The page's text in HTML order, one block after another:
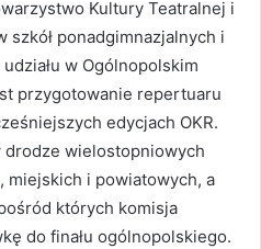
Kultury Teatralnej i
ponadgimnazjalnych i
w Ogólnopolskim
przygotowanie repertuaru
edycjach OKR.
wielostopniowych
i powiatowych, a
których komisja
do finału ogólnopolskiego.